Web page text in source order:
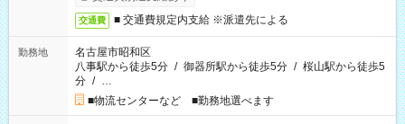
交通費 ■ 交通費規定内支給 ※派遣先による
勤務地
名古屋市昭和区
八事駅から徒歩5分 / 御器所駅から徒歩5分 / 桜山駅から徒歩5
分 / …
■物流センターなど ■勤務地選べます